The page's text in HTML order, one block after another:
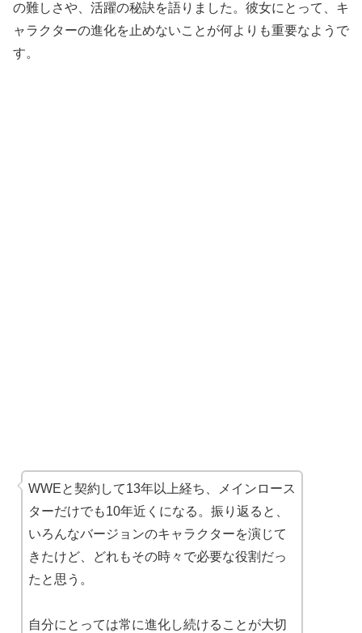
の難しさや、活躍の秘訣を語りました。彼女にとって、キ
ャラクターの進化を止めないことが何よりも重要なようで
す。
WWEと契約して13年以上経ち、メインロース
ターだけでも10年近くになる。振り返ると、
いろんなバージョンのキャラクターを演じて
きたけど、どれもその時々で必要な役割だっ
たと思う。
自分にとっては常に進化し続けることが大切